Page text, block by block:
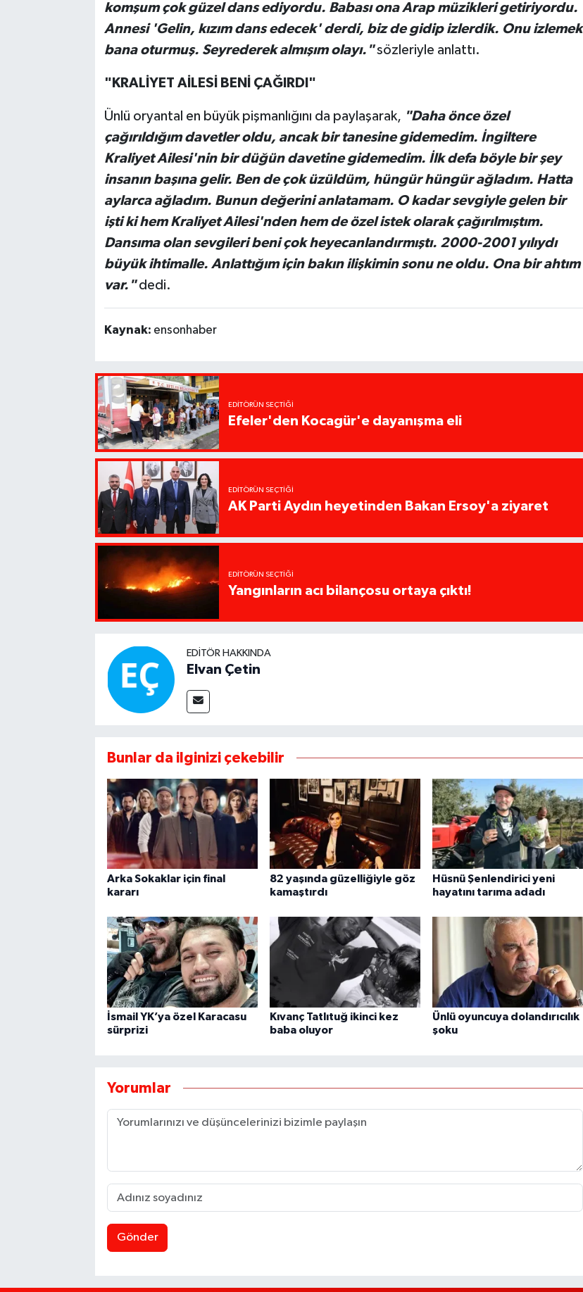
komşum çok güzel dans ediyordu. Babası ona Arap müzikleri getiriyordu.
Annesi 'Gelin, kızım dans edecek' derdi, biz de gidip izlerdik. Onu izlemek
bana oturmuş. Seyrederek almışım olayı."sözleriyle anlattı.
"KRALİYET AİLESİ BENİ ÇAĞIRDI"
Ünlü oryantal en büyük pişmanlığını da paylaşarak, "Daha önce özel
çağırıldığım davetler oldu, ancak bir tanesine gidemedim. İngiltere
Kraliyet Ailesi'nin bir düğün davetine gidemedim. İlk defa böyle bir şey
insanın başına gelir. Ben de çok üzüldüm, hüngür hüngür ağladım. Hatta
aylarca ağladım. Bunun değerini anlatamam. O kadar sevgiyle gelen bir
işti ki hem Kraliyet Ailesi'nden hem de özel istek olarak çağırılmıştım.
Dansıma olan sevgileri beni çok heyecanlandırmıştı. 2000-2001 yılıydı
büyük ihtimalle. Anlattığım için bakın ilişkimin sonu ne oldu. Ona bir ahtım
var."dedi.
Kaynak: ensonhaber
EDITÖRÜN SEÇTIĞI
Efeler'den Kocagür'e dayanışma eli
EDITÖRÜN SEÇTIĞI
AK Parti Aydın heyetinden Bakan Ersoy'a ziyaret
EDITÖRÜN SEÇTIĞI
Yangınların acı bilançosu ortaya çıktı!
EDITÖR HAKKINDA
Elvan Çetin
Bunlar da ilginizi çekebilir
Arka Sokaklar için final
kararı
82 yaşında güzelliğiyle göz
kamaştırdı
Hüsnü Şenlendirici yeni
hayatını tarıma adadı
İsmail YK’ya özel Karacasu
sürprizi
Kıvanç Tatlıtuğ ikinci kez
baba oluyor
Ünlü oyuncuya dolandırıcılık
şoku
Yorumlar
Gönder